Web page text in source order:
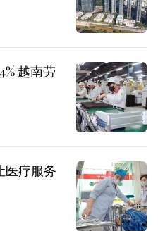
越南劳
医疗服务